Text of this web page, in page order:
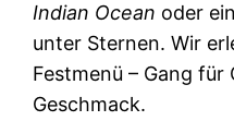
Indian Ocean oder
unter Sternen. Wir
Festmenü – Gang für
Geschmack.